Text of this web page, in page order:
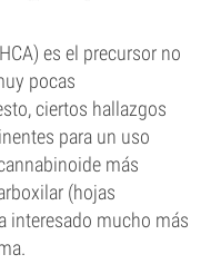
es el precursor no
pocas
ciertos hallazgos
para un uso
más
(hojas
interesado mucho más